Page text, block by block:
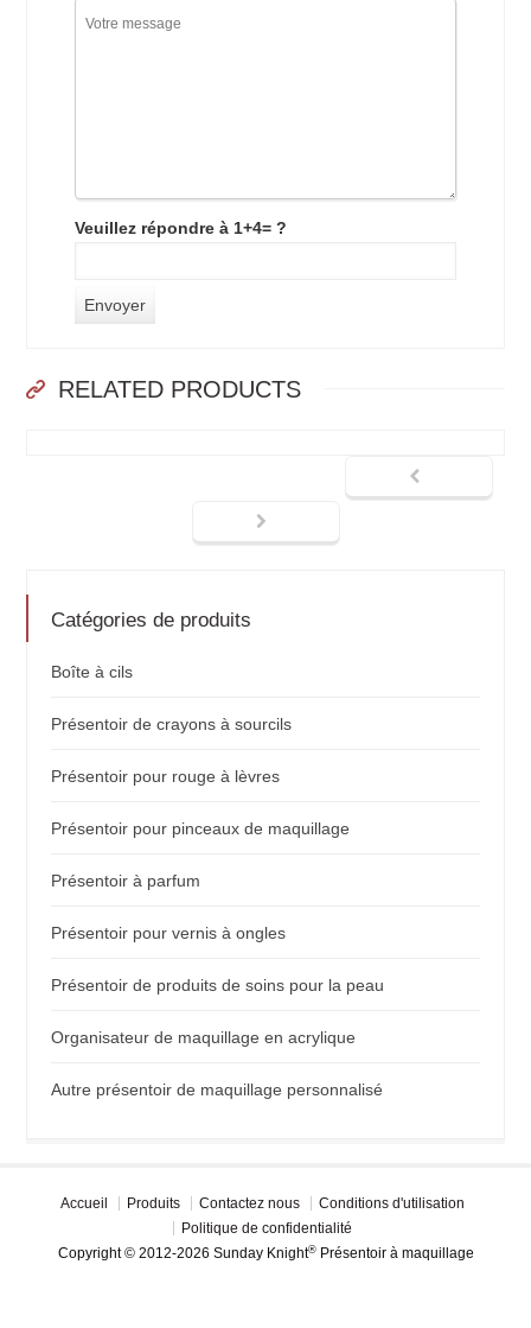
Veuillez répondre à 1+4= ?
RELATED PRODUCTS
Catégories de produits
Boîte à cils
Présentoir de crayons à sourcils
Présentoir pour rouge à lèvres
Présentoir pour pinceaux de maquillage
Présentoir à parfum
Présentoir pour vernis à ongles
Présentoir de produits de soins pour la peau
Organisateur de maquillage en acrylique
Autre présentoir de maquillage personnalisé
Accueil Produits Contactez nous
Conditions d'utilisation
Politique de confidentialité
Copyright © 2012-2026 Sunday Knight®Présentoir à maquillage